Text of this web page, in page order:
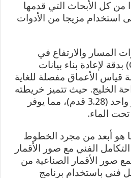
كل الأبحاث التي قدمها
استخدام مزيجا من الأدوات
المسار والارتفاع في
برنامج (Google Earth) بدقة لإعادة بناء بيانات
قياس الأعماق مفصلة للغاية
الخليج. حيث تتميز خريطته
بزيادات لا تقل عن متر واحد (3.28 قدم)، مما يوفر
تحت الماء.
هو أبعد من مجرد الخطوط
الفني مع صور الأقمار
صور الأقمار الصناعية من
فني باستخدام برنامج